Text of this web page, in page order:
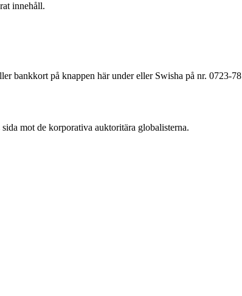
innehåll.
bankkort på knappen här under eller Swisha på nr. 0723-
mot de korporativa auktoritära globalisterna.